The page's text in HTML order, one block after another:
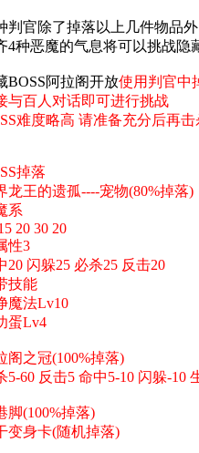
判官除了掉落以上几件物品
4种恶魔的气息将可以挑战隐
BOSS阿拉阁开放使用判官中
与百人对话即可进行挑战
难度略高 请准备充分后再击
掉落
龙王的遗孤----宠物(80%掉落)
系
20 30 20
性3
20 闪躲25 必杀25 反击20
技能
魔法Lv10
蛋Lv4
阁之冠(100%掉落)
5-60 反击5 命中5-10 闪躲-10
脚(100%掉落)
变身卡(随机掉落)